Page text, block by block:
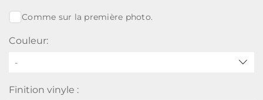
Comme sur la première photo.
Couleur:
-
Finition vinyle :